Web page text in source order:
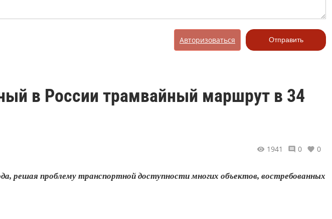
Авторизоваться Отправить
в России трамвайный маршрут в 34
1941 0 0
решая проблему транспортной доступности многих объектов, востребованных